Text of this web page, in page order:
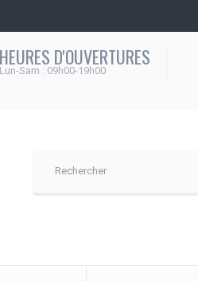
HEURES D'OUVERTURES
Lun-Sam : 09h00-19h00